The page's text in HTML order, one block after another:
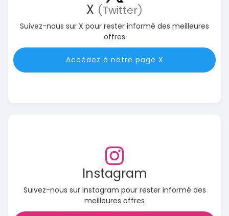
X (Twitter)
Suivez-nous sur X pour rester informé des meilleures
offres
Accédez à notre page X
Instagram
Suivez-nous sur Instagram pour rester informé des
meilleures offres